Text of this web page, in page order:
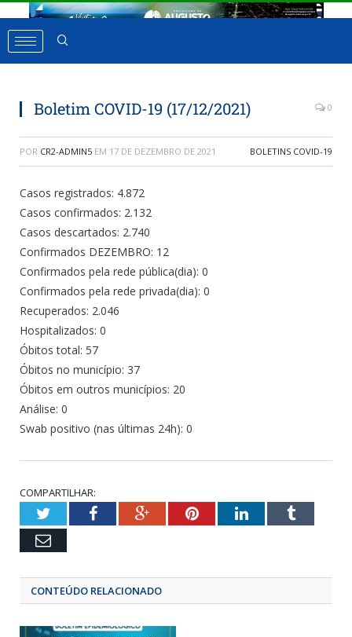
Boletim COVID-19 (17/12/2021) 0
POR CR2-ADMIN5 EM 17 DE DEZEMBRO DE 2021 BOLETINS COVID-19
Casos registrados: 4.872
Casos confirmados: 2.132
Casos descartados: 2.740
Confirmados DEZEMBRO: 12
Confirmados pela rede pública(dia): 0
Confirmados pela rede privada(dia): 0
Recuperados: 2.046
Hospitalizados: 0
Óbitos total: 57
Óbitos no município: 37
Óbitos em outros municípios: 20
Análise: 0
Swab positivo (nas últimas 24h): 0
COMPARTILHAR:
TwitterFacebookGoogle+Pinterest
LinkedIn
Email
CONTEÚDO RELACIONADO